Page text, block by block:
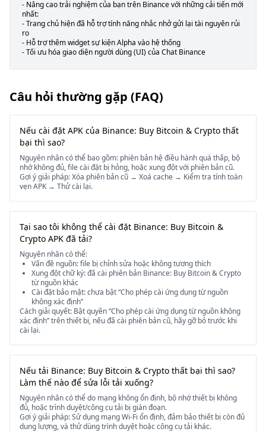
- Nâng cao trải nghiệm của bạn trên Binance với những cải tiến mới
nhất:
- Trang chủ hiện đã hỗ trợ tính năng nhắc nhở gửi lại tài nguyên rủi
ro
- Hỗ trợ thêm widget sự kiện Alpha vào hệ thống
- Tối ưu hóa giao diện người dùng (UI) của Chat Binance
Câu hỏi thường gặp (FAQ)
Nếu cài đặt APK của Binance: Buy Bitcoin & Crypto thất
bại thì sao?
Nguyên nhân có thể bao gồm: phiên bản hệ điều hành quá thấp, bộ
nhớ không đủ, file cài đặt bị hỏng, hoặc xung đột với phiên bản cũ.
Gợi ý giải pháp: Xóa phiên bản cũ → Xoá cache → Kiểm tra tính toàn
vẹn APK → Thử cài lại.
Tại sao tôi không thể cài đặt Binance: Buy Bitcoin &
Crypto APK đã tải?
Nguyên nhân có thể:
Vấn đề nguồn: file bị chỉnh sửa hoặc không tương thích
Xung đột chữ ký: đã cài phiên bản Binance: Buy Bitcoin & Crypto
từ nguồn khác
Cài đặt bảo mật: chưa bật “Cho phép cài ứng dụng từ nguồn
không xác định”
Cách giải quyết: Bật quyền “Cho phép cài ứng dụng từ nguồn không
xác định” trên thiết bị, nếu đã cài phiên bản cũ, hãy gỡ bỏ trước khi
cài lại.
Nếu tải Binance: Buy Bitcoin & Crypto thất bại thì sao?
Làm thế nào để sửa lỗi tải xuống?
Nguyên nhân có thể do mạng không ổn định, bộ nhớ thiết bị không
đủ, hoặc trình duyệt/công cụ tải bị gián đoạn.
Gợi ý giải pháp: Sử dụng mạng Wi-Fi ổn định, đảm bảo thiết bị còn đủ
dung lượng, và thử dùng trình duyệt hoặc công cụ tải khác.